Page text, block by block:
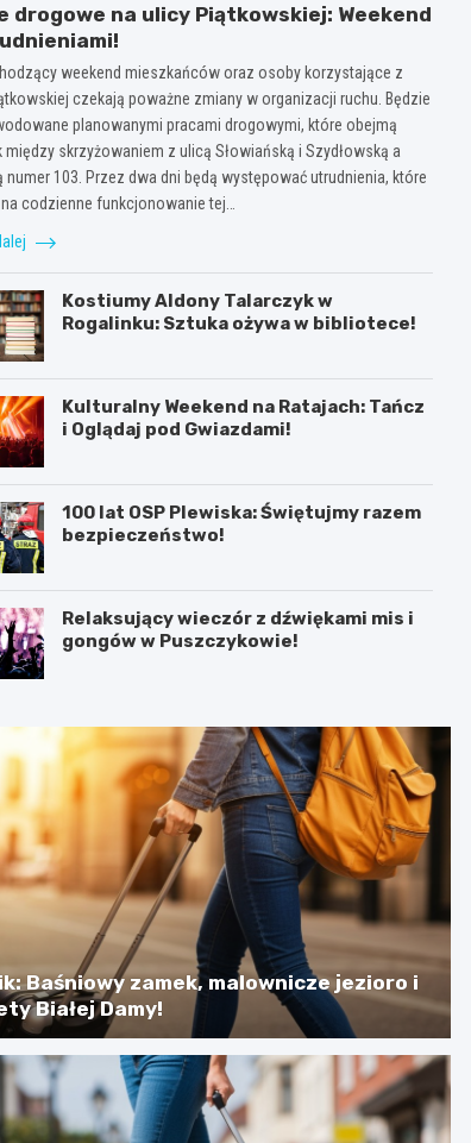
drogowe na ulicy Piątkowskiej: Weekend
weekend mieszkańców oraz osoby korzystające z
czekają poważne zmiany w organizacji ruchu. Będzie
planowanymi pracami drogowymi, które obejmą
między skrzyżowaniem z ulicą Słowiańską i Szydłowską a
numer 103. Przez dwa dni będą występować utrudnienia, które
na codzienne funkcjonowanie tej…
Kostiumy Aldony Talarczyk w
Rogalinku: Sztuka ożywa w bibliotece!
Kulturalny Weekend na Ratajach: Tańcz
i Oglądaj pod Gwiazdami!
100 lat OSP Plewiska: Świętujmy razem
bezpieczeństwo!
Relaksujący wieczór z dźwiękami mis i
gongów w Puszczykowie!
Baśniowy zamek, malownicze jezioro i
Białej Damy!